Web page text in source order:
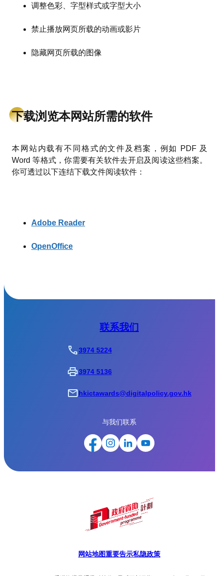
调整色彩、字型样式或字型大小
禁止播放网页所载的动画或影片
隐藏网页所载的图像
下载浏览本网站所需的软件
本网站内载有不同格式的文件及档案，例如 PDF 及
Word 等格式，你需要有关软件去开启及阅读这些档案。
你可透过以下连结下载文件阅读软件：
Adobe Reader
OpenOffice
联系我们
3974 5224
3974 5136
hkictawards@digitalpolicy.gov.hk
与我们联系
网站地图重要告示私隐政策